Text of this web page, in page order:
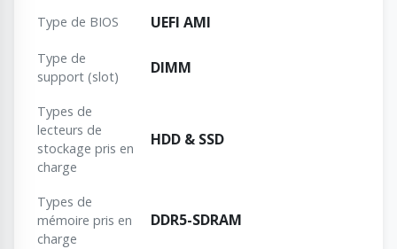
Type de BIOS UEFI AMI
Type de
support (slot)
DIMM
Types de
lecteurs de
stockage pris en
charge
HDD & SSD
Types de
mémoire pris en
charge
DDR5-SDRAM